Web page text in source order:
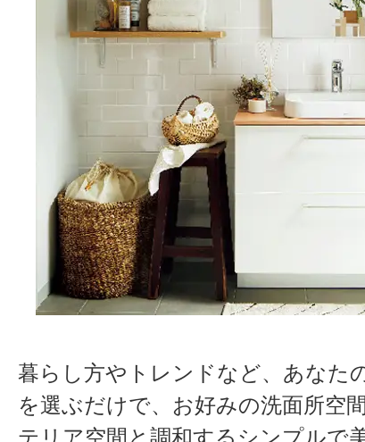
暮らし方やトレンドなど、あなた
を選ぶだけで、お好みの洗面所空
テリア空間と調和するシンプルで